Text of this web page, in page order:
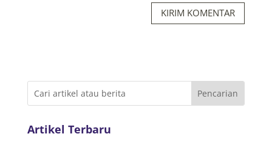
KIRIM KOMENTAR
Artikel Terbaru